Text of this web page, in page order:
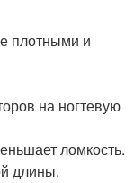
плотными и
на ногтевую
ломкость.
длины.